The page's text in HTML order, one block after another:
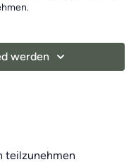
Beweglichkeit
zukünftig mit einem
werden
teilzunehmen